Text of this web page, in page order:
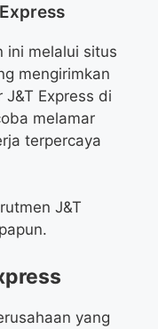
ini melalui situs
mengirimkan
Express di
melamar
terpercaya
J&T
yang